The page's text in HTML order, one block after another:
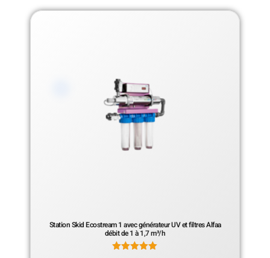
Station Skid Ecostream 1 avec générateur UV et filtres Alfaa
débit de 1 à 1,7 m³/h